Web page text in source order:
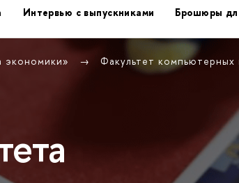
Интервью с выпускниками
Брошюры
экономики»
Факультет